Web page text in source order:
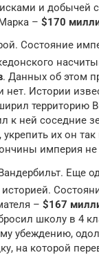
и добычей
– $170
Состояние
. Данных об этом
нет. Истории
территорию
к ней соседние
их он
империя
Еще
– $167
школу в 4
убеждению,
на которой